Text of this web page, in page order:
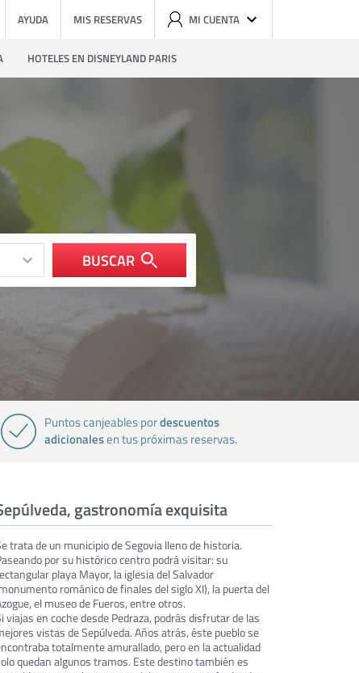
AYUDA MIS RESERVAS MI CUENTA
HOTELES EN DISNEYLAND PARIS
BUSCAR
Puntos canjeables pordescuentos
adicionalesen tus próximas reservas.
gastronomía exquisita
trata de un municipio de Segovia lleno de historia.
por su histórico centro podrá visitar: su
playa Mayor, la iglesia del Salvador
románico de finales del siglo XI), la puerta del
el museo de Fueros, entre otros.
viajas en coche desde Pedraza, podrás disfrutar de las
vistas de Sepúlveda. Años atrás, éste pueblo se
totalmente amurallado, pero en la actualidad
quedan algunos tramos. Este destino también es